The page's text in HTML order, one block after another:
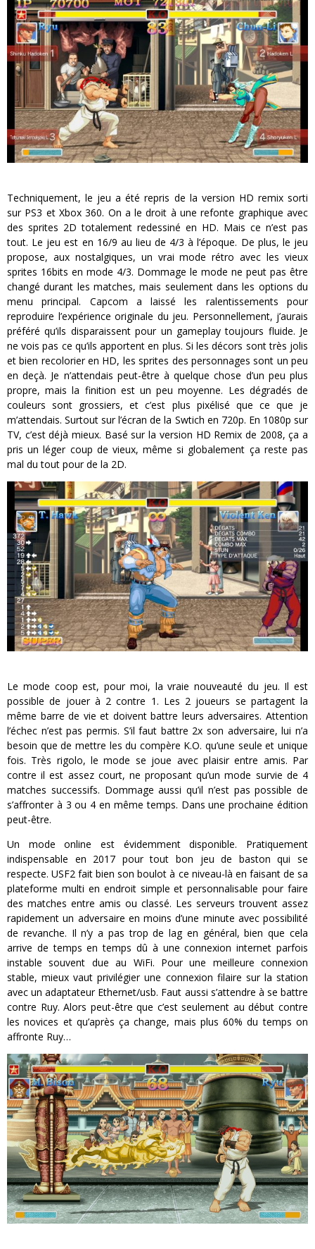
Techniquement, le jeu a été repris de la version HD remix sorti
sur PS3 et Xbox 360. On a le droit à une refonte graphique avec
des sprites 2D totalement redessiné en HD. Mais ce n’est pas
tout. Le jeu est en 16/9 au lieu de 4/3 à l’époque. De plus, le jeu
propose, aux nostalgiques, un vrai mode rétro avec les vieux
sprites 16bits en mode 4/3. Dommage le mode ne peut pas être
changé durant les matches, mais seulement dans les options du
menu principal. Capcom a laissé les ralentissements pour
reproduire l’expérience originale du jeu. Personnellement, j’aurais
préféré qu’ils disparaissent pour un gameplay toujours fluide. Je
ne vois pas ce qu’ils apportent en plus. Si les décors sont très jolis
et bien recolorier en HD, les sprites des personnages sont un peu
en deçà. Je n’attendais peut-être à quelque chose d’un peu plus
propre, mais la finition est un peu moyenne. Les dégradés de
couleurs sont grossiers, et c’est plus pixélisé que ce que je
m’attendais. Surtout sur l’écran de la Swtich en 720p. En 1080p sur
TV, c’est déjà mieux. Basé sur la version HD Remix de 2008, ça a
pris un léger coup de vieux, même si globalement ça reste pas
mal du tout pour de la 2D.
Le mode coop est, pour moi, la vraie nouveauté du jeu. Il est
possible de jouer à 2 contre 1. Les 2 joueurs se partagent la
même barre de vie et doivent battre leurs adversaires. Attention
l’échec n’est pas permis. S’il faut battre 2x son adversaire, lui n’a
besoin que de mettre les du compère K.O. qu’une seule et unique
fois. Très rigolo, le mode se joue avec plaisir entre amis. Par
contre il est assez court, ne proposant qu’un mode survie de 4
matches successifs. Dommage aussi qu’il n’est pas possible de
s’affronter à 3 ou 4 en même temps. Dans une prochaine édition
peut-être.
Un mode online est évidemment disponible. Pratiquement
indispensable en 2017 pour tout bon jeu de baston qui se
respecte. USF2 fait bien son boulot à ce niveau-là en faisant de sa
plateforme multi en endroit simple et personnalisable pour faire
des matches entre amis ou classé. Les serveurs trouvent assez
rapidement un adversaire en moins d’une minute avec possibilité
de revanche. Il n’y a pas trop de lag en général, bien que cela
arrive de temps en temps dû à une connexion internet parfois
instable souvent due au WiFi. Pour une meilleure connexion
stable, mieux vaut privilégier une connexion filaire sur la station
avec un adaptateur Ethernet/usb. Faut aussi s’attendre à se battre
contre Ruy. Alors peut-être que c’est seulement au début contre
les novices et qu’après ça change, mais plus 60% du temps on
affronte Ruy…